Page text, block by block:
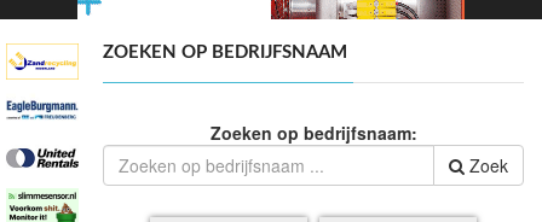
ZOEKEN OP BEDRIJFSNAAM
Zoeken op bedrijfsnaam:
Zoek